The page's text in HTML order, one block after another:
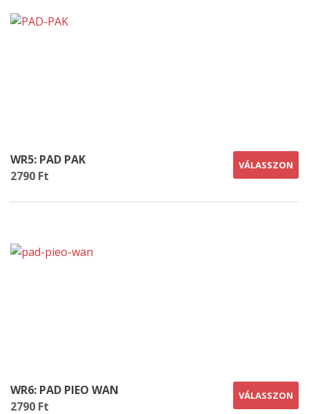
WR5: PAD PAK
2790 Ft
VÁLASSZON
WR6: PAD PIEO WAN
2790 Ft
VÁLASSZON